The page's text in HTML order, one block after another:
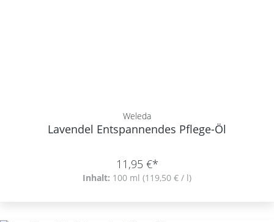
Weleda
Lavendel Entspannendes Pflege-Öl
11,95 €*
Inhalt: 100 ml (119,50 € / l)